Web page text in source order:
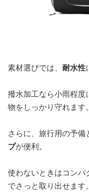
素材選びでは、 耐水性
撥水加工なら小雨程
物をしっかり守れます。
さらに、旅行用の予備
プが便利。
使わないときはコン
でさっと取り出せます。